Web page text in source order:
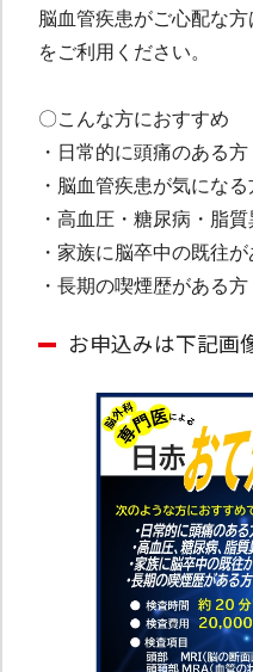
脳血管疾患がご心配な
をご利用ください。
〇こんな方におすすめ
・日常的に頭痛のある方
・脳血管疾患が気になる
・高血圧・糖尿病・脂
・家族に脳卒中の既往
・長期の喫煙歴がある方
お申込みは下記画